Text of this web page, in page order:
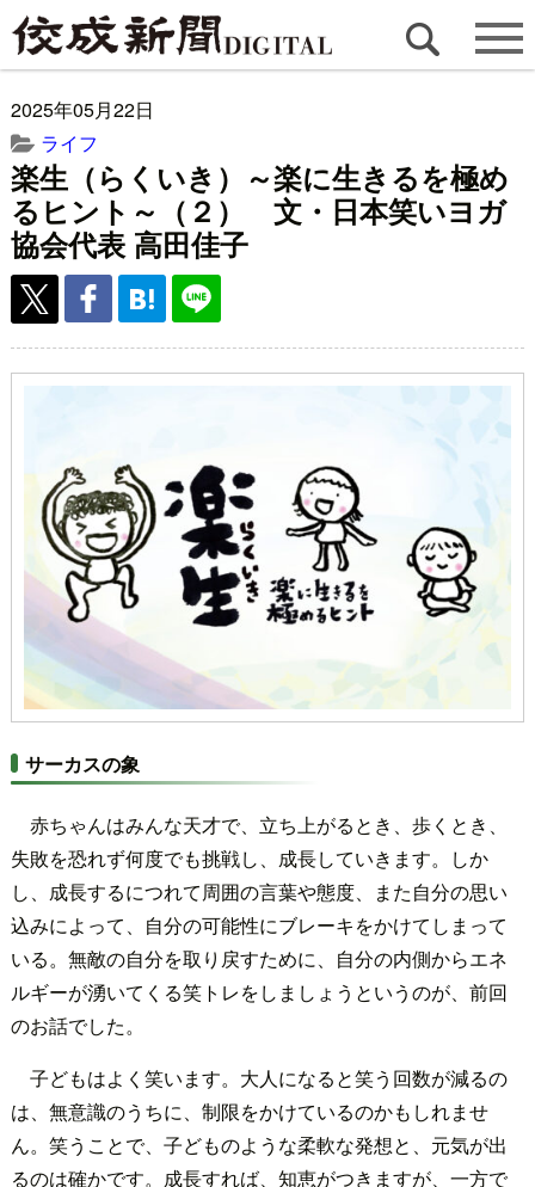
2025年05月22日
ライフ
楽生（らくいき）～楽に生きるを極め
るヒント～（２） 文・日本笑いヨガ
協会代表 高田佳子
サーカスの象
赤ちゃんはみんな天才で、立ち上がるとき、歩くとき、
失敗を恐れず何度でも挑戦し、成長していきます。
しか
し、成長するにつれて周囲の言葉や態度、また自分の思い
込みによって、自分の可能性にブレーキをかけてしまって
いる。無敵の自分を取り戻すために、自分の内側からエネ
ルギーが湧いてくる笑トレをしましょうというのが、前回
のお話でした。
子どもはよく笑います。大人になると笑う回数が減るの
は、無意識のうちに、制限をかけているのかもしれませ
ん。笑うことで、子どものような柔軟な発想と、元気が出
るのは確かです。成長すれば、知恵がつきますが、一方で